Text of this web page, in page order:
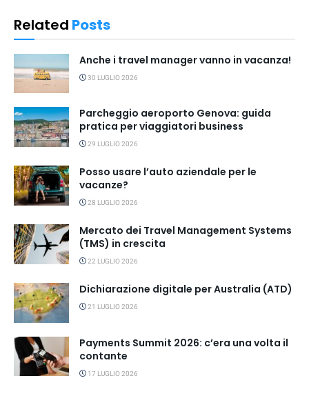
Related Posts
Anche i travel manager vanno in vacanza!
30 LUGLIO 2026
Parcheggio aeroporto Genova: guida
pratica per viaggiatori business
29 LUGLIO 2026
Posso usare l’auto aziendale per le
vacanze?
28 LUGLIO 2026
Mercato dei Travel Management Systems
(TMS) in crescita
22 LUGLIO 2026
Dichiarazione digitale per Australia (ATD)
21 LUGLIO 2026
Payments Summit 2026: c’era una volta il
contante
17 LUGLIO 2026